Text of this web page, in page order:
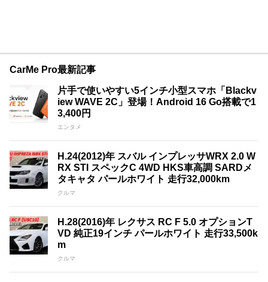
CarMe Pro最新記事
片手で使いやすい5インチ小型スマホ「Blackv
iew WAVE 2C」登場！Android 16 Go搭載で1
3,400円
エンタメ
H.24(2012)年 スバル インプレッサWRX 2.0 W
RX STI スペックC 4WD HKS車高調 SARDメ
タキャタ パールホワイト 走行32,000km
クルマ
H.28(2016)年 レクサス RC F 5.0 オプションT
VD 純正19インチ パールホワイト 走行33,500k
m
クルマ